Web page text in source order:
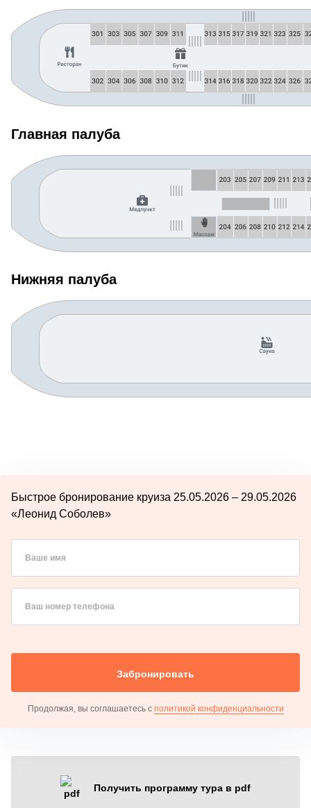
Главная палуба
Нижняя палуба
Быстрое бронирование круиза 25.05.2026 – 29.05.2026
«Леонид Соболев»
Ваше имя
Ваш номер телефона
Забронировать
Продолжая, вы соглашаетесь с политикой конфиденциальности
Получить программу тура в pdf